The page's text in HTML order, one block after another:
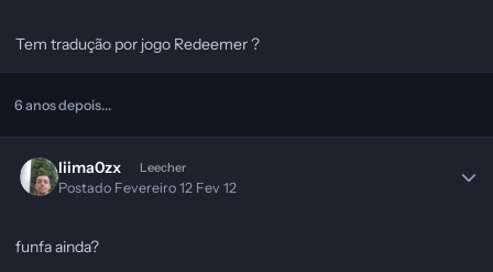
Tem tradução por jogo Redeemer ?
6 anos depois...
liima0zx Leecher
Postado Fevereiro 12 Fev 12
funfa ainda?